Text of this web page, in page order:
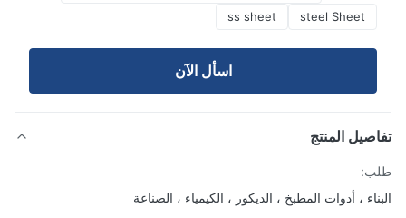
steel Sheet
ss sheet
اسأل الآن
المنتج
، أدوات المطبخ ، الديكور ، الكيمياء ، الصناعة